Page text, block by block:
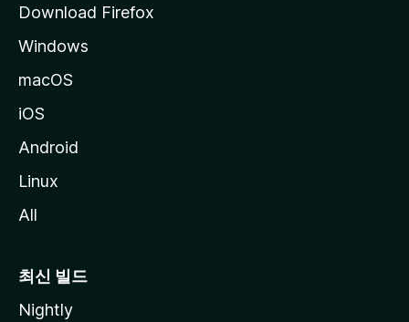
Download Firefox
Windows
macOS
iOS
Android
Linux
All
최신 빌드
Nightly